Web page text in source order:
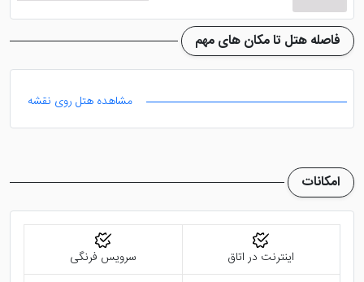
فاصله هتل تا مکان های مهم
مشاهده هتل روی نقشه
امکانات
اینترنت در اتاق سرویس فرنگی